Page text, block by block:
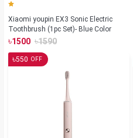
Xiaomi youpin EX3 Sonic Electric
Toothbrush (1pc Set)- Blue Color
৳1500 ৳1590
৳550 OFF